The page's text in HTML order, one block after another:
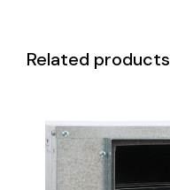
Related products